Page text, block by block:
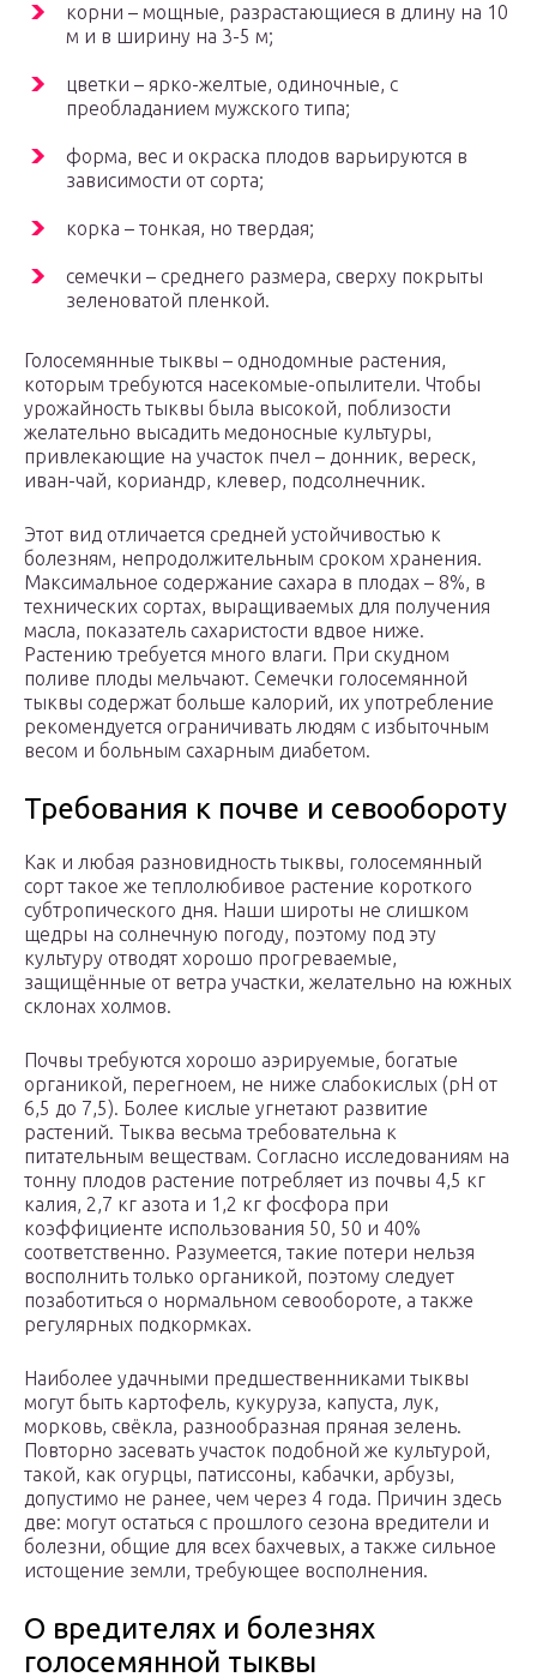
корни – мощные, разрастающиеся в длину на 10
м и в ширину на 3-5 м;
цветки – ярко-желтые, одиночные, с
преобладанием мужского типа;
форма, вес и окраска плодов варьируются в
зависимости от сорта;
корка – тонкая, но твердая;
семечки – среднего размера, сверху покрыты
зеленоватой пленкой.
Голосемянные тыквы – однодомные растения,
которым требуются насекомые-опылители. Чтобы
урожайность тыквы была высокой, поблизости
желательно высадить медоносные культуры,
привлекающие на участок пчел – донник, вереск,
иван-чай, кориандр, клевер, подсолнечник.
Этот вид отличается средней устойчивостью к
болезням, непродолжительным сроком хранения.
Максимальное содержание сахара в плодах – 8%, в
технических сортах, выращиваемых для получения
масла, показатель сахаристости вдвое ниже.
Растению требуется много влаги. При скудном
поливе плоды мельчают. Семечки голосемянной
тыквы содержат больше калорий, их употребление
рекомендуется ограничивать людям с избыточным
весом и больным сахарным диабетом.
Требования к почве и севообороту
Как и любая разновидность тыквы, голосемянный
сорт такое же теплолюбивое растение короткого
субтропического дня. Наши широты не слишком
щедры на солнечную погоду, поэтому под эту
культуру отводят хорошо прогреваемые,
защищённые от ветра участки, желательно на южных
склонах холмов.
Почвы требуются хорошо аэрируемые, богатые
органикой, перегноем, не ниже слабокислых (pH от
6,5 до 7,5). Более кислые угнетают развитие
растений. Тыква весьма требовательна к
питательным веществам. Согласно исследованиям на
тонну плодов растение потребляет из почвы 4,5 кг
калия, 2,7 кг азота и 1,2 кг фосфора при
коэффициенте использования 50, 50 и 40%
соответственно. Разумеется, такие потери нельзя
восполнить только органикой, поэтому следует
позаботиться о нормальном севообороте, а также
регулярных подкормках.
Наиболее удачными предшественниками тыквы
могут быть картофель, кукуруза, капуста, лук,
морковь, свёкла, разнообразная пряная зелень.
Повторно засевать участок подобной же культурой,
такой, как огурцы, патиссоны, кабачки, арбузы,
допустимо не ранее, чем через 4 года. Причин здесь
две: могут остаться с прошлого сезона вредители и
болезни, общие для всех бахчевых, а также сильное
истощение земли, требующее восполнения.
О вредителях и болезнях
голосемянной тыквы